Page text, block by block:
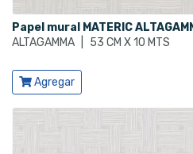
Papel mural MATERIC
ALTAGAMMA
53 CM X 10 MTS
Ver producto
Agregar